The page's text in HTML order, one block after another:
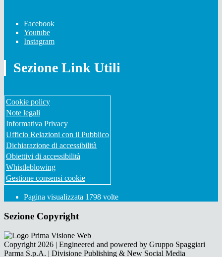
Facebook
Youtube
Instagram
Sezione Link Utili
Cookie policy
Note legali
Informativa Privacy
Ufficio Relazioni con il Pubblico
Dichiarazione di accessibilità
Obiettivi di accessibilità
Whistleblowing
Gestione consensi cookie
Pagina visualizzata 1798 volte
Sezione Copyright
Copyright 2026 | Engineered and powered by Gruppo Spaggiari
Parma S.p.A. | Divisione Publishing & New Social Media